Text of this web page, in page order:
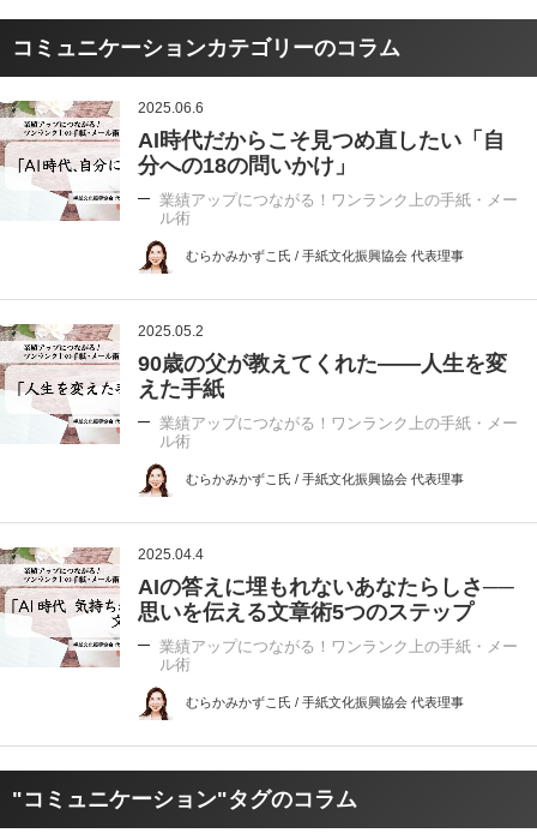
コミュニケーションカテゴリーのコラム
2025.06.6
AI時代だからこそ見つめ直したい「自
分への18の問いかけ」
業績アップにつながる！ワンランク上の手紙・メー
ル術
むらかみかずこ氏 / 手紙文化振興協会 代表理事
2025.05.2
90歳の父が教えてくれた――人生を変
えた手紙
業績アップにつながる！ワンランク上の手紙・メー
ル術
むらかみかずこ氏 / 手紙文化振興協会 代表理事
2025.04.4
AIの答えに埋もれないあなたらしさ──
思いを伝える文章術5つのステップ
業績アップにつながる！ワンランク上の手紙・メー
ル術
むらかみかずこ氏 / 手紙文化振興協会 代表理事
"コミュニケーション"タグのコラム